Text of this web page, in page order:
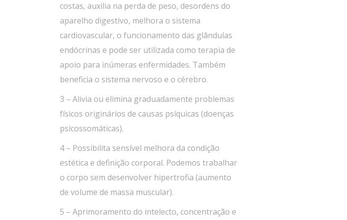
costas, auxilia na perda de peso, desordens do
aparelho digestivo, melhora o sistema
cardiovascular, o funcionamento das glândulas
endócrinas e pode ser utilizada como terapia de
apoio para inúmeras enfermidades. Também
beneficia o sistema nervoso e o cérebro.
3 – Alivia ou elimina graduadamente problemas
físicos originários de causas psíquicas (doenças
psicossomáticas).
4 – Possibilita sensível melhora da condição
estética e definição corporal. Podemos trabalhar
o corpo sem desenvolver hipertrofia (aumento
de volume de massa muscular).
5 – Aprimoramento do intelecto, concentração e